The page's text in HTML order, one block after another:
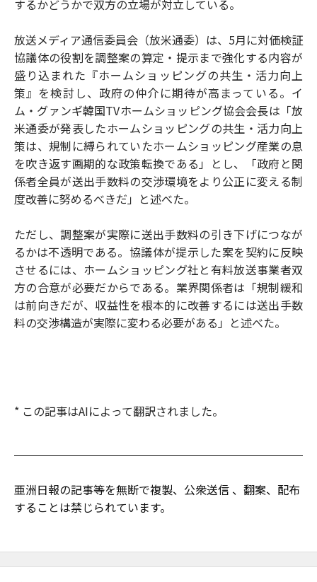
するかどうかで双方の立場が対立している。
放送メディア通信委員会（放米通委）は、5月に対価検証
協議体の役割を調整案の算定・提示まで強化する内容が
盛り込まれた『ホームショッピングの共生・活力向上
策』を検討し、政府の仲介に期待が高まっている。イ
ム・グァンギ韓国TVホームショッピング協会会長は「放
米通委が発表したホームショッピングの共生・活力向上
策は、規制に縛られていたホームショッピング産業の息
を吹き返す画期的な政策転換である」とし、「政府と関
係者全員が送出手数料の交渉環境をより公正に変える制
度改善に努めるべきだ」と述べた。
ただし、調整案が実際に送出手数料の引き下げにつなが
るかは不透明である。協議体が提示した案を契約に反映
させるには、ホームショッピング社と有料放送事業者双
方の合意が必要だからである。業界関係者は「規制緩和
は前向きだが、収益性を根本的に改善するには送出手数
料の交渉構造が実際に変わる必要がある」と述べた。
* この記事はAIによって翻訳されました。
亜洲日報の記事等を無断で複製、公衆送信 、翻案、配布
することは禁じられています。